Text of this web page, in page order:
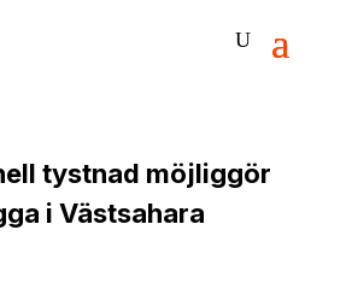
tystnad möjliggör
i Västsahara